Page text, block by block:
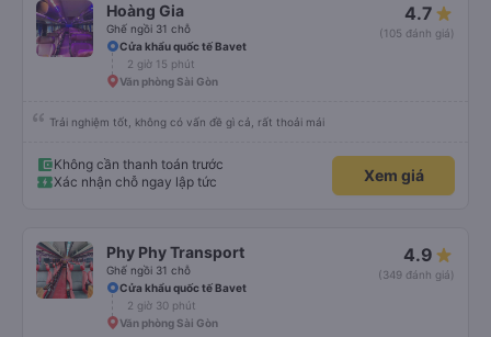
Hoàng Gia
Ghế ngồi 31 chỗ
4.7
(105 đánh giá)
Cửa khẩu quốc tế Bavet
2 giờ 15 phút
Văn phòng Sài Gòn
Trải nghiệm tốt, không có vấn đề gì cả, rất thoải mái
Không cần thanh toán trước
Xác nhận chỗ ngay lập tức
Xem giá
Phy Phy Transport
Ghế ngồi 31 chỗ
4.9
(349 đánh giá)
Cửa khẩu quốc tế Bavet
2 giờ 30 phút
Văn phòng Sài Gòn